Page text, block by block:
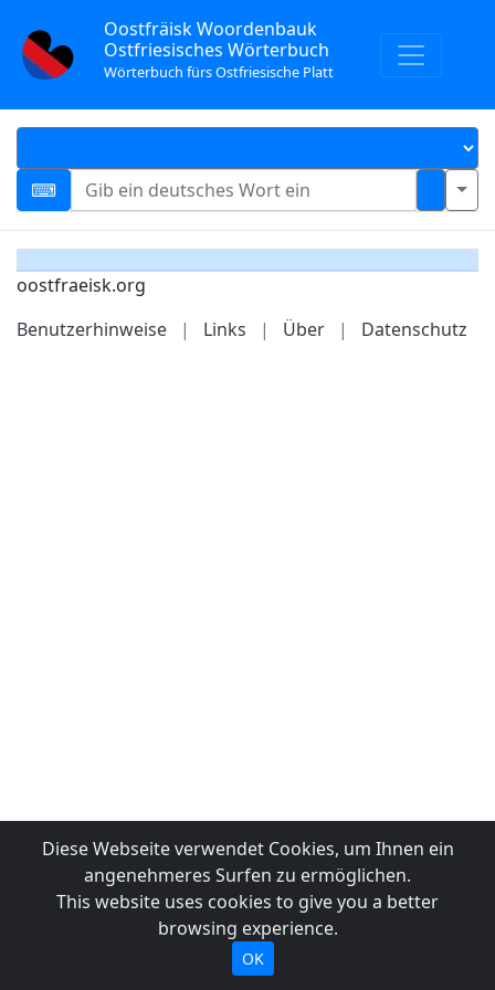
Oostfräisk Woordenbauk
Ostfriesisches Wörterbuch
Wörterbuch fürs Ostfriesische Platt
oostfraeisk.org
Benutzerhinweise
| Links | Über | Datenschutz
Diese Webseite verwendet Cookies, um Ihnen ein
angenehmeres Surfen zu ermöglichen.
This website uses cookies to give you a better
browsing experience.
OK